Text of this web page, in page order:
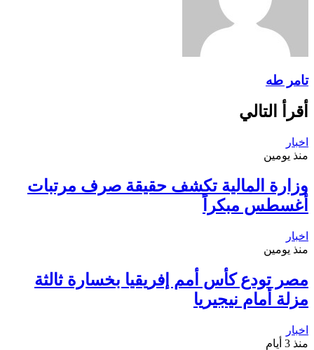
تامر طه
أقرأ التالي
اخبار
منذ يومين
وزارة المالية تكشف حقيقة صرف مرتبات
أغسطس مبكراً
اخبار
منذ يومين
مصر تودع كأس أمم إفريقيا بخسارة ثالثة
مزلة أمام نيجيريا
اخبار
منذ 3 أيام